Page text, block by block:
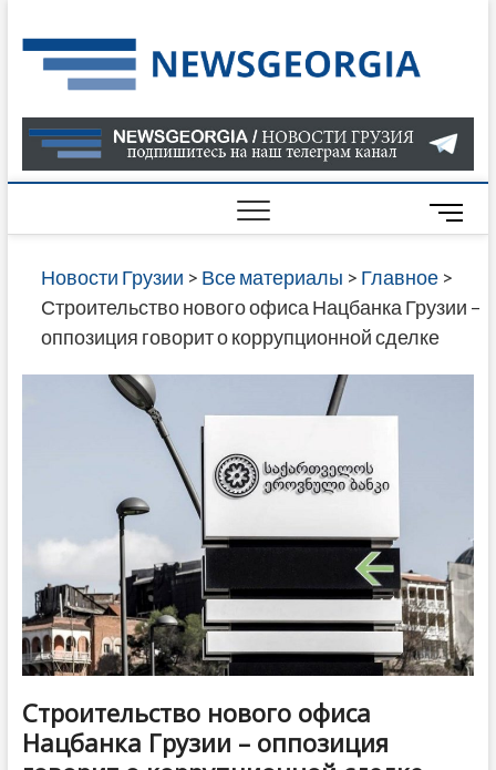
to
content
О
В
ГРУЗИИ
САЙТЕ
M
e
n
u
Новости Грузии > Все материалы > Главное>
Строительство нового офиса Нацбанка Грузии –
оппозиция говорит о коррупционной сделке
Строительство нового офиса
Нацбанка Грузии – оппозиция